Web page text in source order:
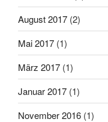
August 2017 (2)
Mai 2017 (1)
März 2017 (1)
Januar 2017 (1)
November 2016 (1)